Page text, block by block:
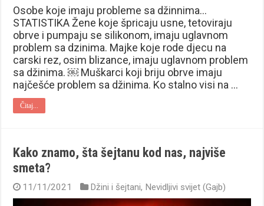
Osobe koje imaju probleme sa džinnima…
STATISTIKA Žene koje špricaju usne, tetoviraju
obrve i pumpaju se silikonom, imaju uglavnom
problem sa dzinima. Majke koje rode djecu na
carski rez, osim blizance, imaju uglavnom problem
sa džinima. ￼ Muškarci koji briju obrve imaju
najčešće problem sa džinima. Ko stalno visi na …
Čitaj...
Kako znamo, šta šejtanu kod nas, najviše
smeta?
11/11/2021 Džini i šejtani, Nevidljivi svijet (Gajb)